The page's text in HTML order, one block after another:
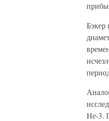
Бэкер
Не-3.